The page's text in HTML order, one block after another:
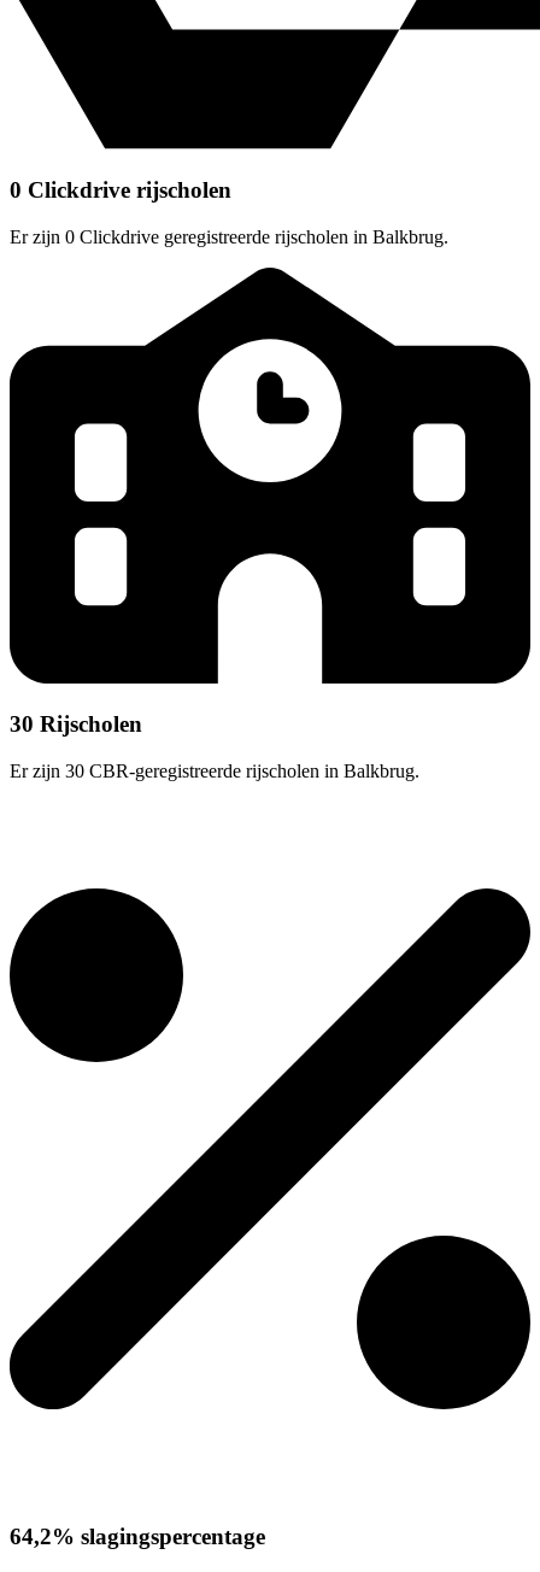
0 Clickdrive rijscholen
Er zijn 0 Clickdrive geregistreerde rijscholen in Balkbrug.
30 Rijscholen
Er zijn 30 CBR-geregistreerde rijscholen in Balkbrug.
64,2% slagingspercentage